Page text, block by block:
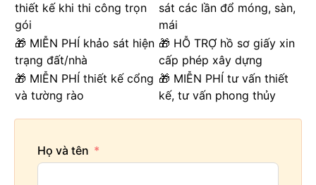
thiết kế khi thi công trọn
gói
sát các lần đổ móng, sàn,
mái
🎁 MIỄN PHÍ khảo sát hiện
trạng đất/nhà
🎁 HỖ TRỢ hồ sơ giấy xin
cấp phép xây dựng
🎁 MIỄN PHÍ thiết kế cổng
và tường rào
🎁 MIỄN PHÍ tư vấn thiết
kế, tư vấn phong thủy
Họ và tên